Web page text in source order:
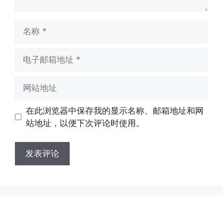
址
址
在此浏览器中保存我的显示名称、邮箱地址和网
站地址，以便下次评论时使用。